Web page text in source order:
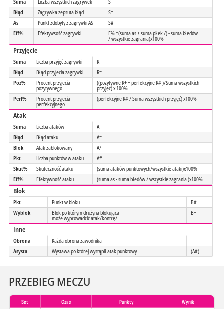
Błąd
Zagrywka zepsuta błąd
S=
As
Punkt zdobyty z zagrywki AS
S#
Eff%
Efektywsość zagrywki E% =(suma as + suma piłek /) - suma błedów
/ wszystkie zagrania)x100%
Przyjęcie
Suma Liczba przyjęć zagrywki
R
Błąd
Błąd przyjecia zagrywki
R=
Poz%
Procent przyjecia
pozytywnego
((pozytywne R+ + perfekcyjne R# )/Suma wszystkich
przyjęć) x 100%
Perf%
Procent przyjecia
perfekcyjnego
(perfekcyjne R# / Suma wszystkich przyjęć) x100%
Atak
Suma Liczba ataków
A
Błąd
Błąd ataku
A=
Blok
Atak zablokowany
A/
Pkt
Liczba punktów w ataku
A#
Skut%
Skuteczność ataku
(suma ataków punktowych/wszystkie ataki)x100%
Eff%
Efektywność ataku (suma as - suma błedów / wszystkie zagrania )x100%
Blok
Pkt Punkt w bloku
B#
Wyblok
Blok po którym drużyna blokująca
może wyprowadzić atak/kontrę/
B+
Inne
Obrona
Każda obrona zawodnika
Asysta
Wystawa po której wystąpił atak punktowy (A#)
PRZEBIEG MECZU
Set Czas Punkty Wynik